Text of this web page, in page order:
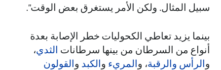
سبيل المثال. ولكن الأمر يستغرق بعض الوقت".
بينما يزيد تعاطي الكحوليات خطر الإصابة بعدة
أنواع من السرطان من بينها سرطانات الثدي،
والرأس والرقبة، والمريء والكبد والقولون